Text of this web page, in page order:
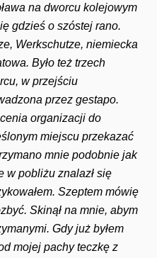
na dworcu kolejowym
gdzieś o szóstej rano.
Werkschutze, niemiecka
Było też trzech
w przejściu
przez gestapo.
organizacji do
miejscu przekazać
mnie podobnie jak
w pobliżu znalazł się
Szeptem mówię
Skinął na mnie, abym
Gdy już byłem
mojej pachy teczkę z